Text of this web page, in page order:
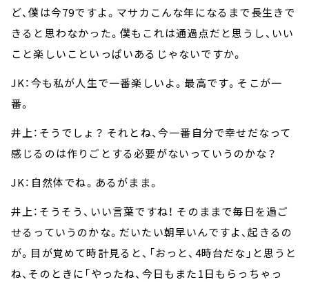
ど、僕は今79ですよ。マサカこんな年になるまで長生きで
きると思わなかった。僕もこれは通過点だと思うし、いい
こと楽しいこといっぱいあるじゃないですか。
JK：今も私が人生で一番楽しいよ。最高です。そこが一
番。
井上：そうでしょ？ それとね、今一番自分で幸せだなって
感じるのは作りごとする必要がないっていうのかな？
JK：自然体でね。あるがまま。
井上：そうそう、いい言葉ですね！ そのままで毎日を過ご
せるっていうのかな。だいたい朝早いんですよ、起きるの
が。目が覚めて時計見ると、「おっと、4時台だな」と思うと
ね、そのときに「やったね、今日もまた1日もらっちゃっ